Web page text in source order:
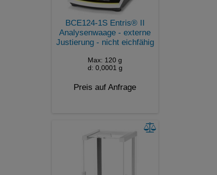
BCE124-1S Entris® II
Analysenwaage - externe
Justierung - nicht eichfähig
Max: 120 g
d: 0,0001 g
Preis auf Anfrage